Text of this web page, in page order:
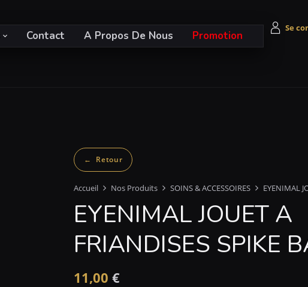
Contact A Propos De Nous Promotion
Accueil Nos Produits SOINS & ACCESSOIRES EYENIMAL
EYENIMAL JOUET A
FRIANDISES SPIKE
11,00 €